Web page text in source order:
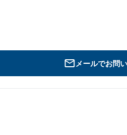
メールでお問